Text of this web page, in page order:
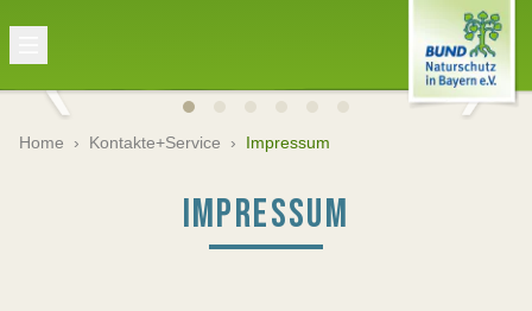
Home › Kontakte+Service › Impressum
IMPRESSUM